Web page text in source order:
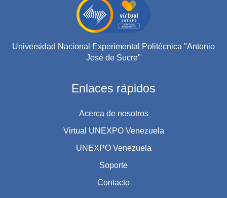
Universidad Nacional Experimental Politécnica "Antonio
José de Sucre"
Enlaces rápidos
Acerca de nosotros
Virtual UNEXPO Venezuela
UNEXPO Venezuela
Soporte
Contacto